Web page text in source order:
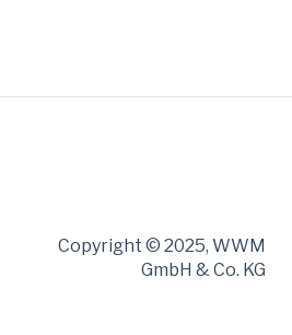
Management"
Copyright © 2025, WWM
GmbH & Co. KG